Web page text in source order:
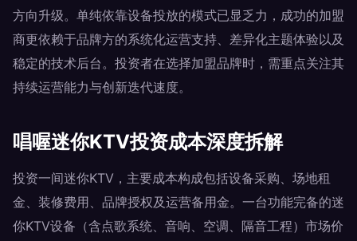
方向升级。单纯依靠设备投放的模式已显乏力，成功的加盟
商更依赖于品牌方的系统化运营支持、差异化主题体验以及
稳定的技术后台。投资者在选择加盟品牌时，需重点关注其
持续运营能力与创新迭代速度。
唱喔迷你KTV投资成本深度拆解
投资一间迷你KTV，主要成本构成包括设备采购、场地租
金、装修费用、品牌授权及运营备用金。一台功能完备的迷
你KTV设备（含点歌系统、音响、空调、隔音工程）市场价